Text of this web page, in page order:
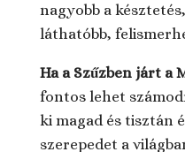
nagyobb a
láthatóbb,
Ha a Szűzben járt a
fontos lehet
ki magad és tisztán
szerepedet a